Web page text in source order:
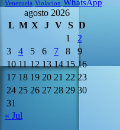
Venezuela Violacion WhatsApp
agosto 2026
L M X J V S D
1
2
3
4 5 6 7 8
9
10 11 12 13 14 15 16
17 18 19 20 21 22 23
24 25 26 27 28 29 30
31
« Jul